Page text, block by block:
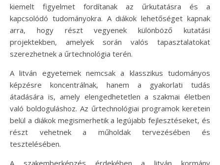
kiemelt figyelmet fordítanak az űrkutatásra és a
kapcsolódó tudományokra. A diákok lehetőséget kapnak
arra, hogy részt vegyenek különböző kutatási
projektekben, amelyek során valós tapasztalatokat
szerezhetnek a űrtechnológia terén.
A litván egyetemek nemcsak a klasszikus tudományos
képzésre koncentrálnak, hanem a gyakorlati tudás
átadására is, amely elengedhetetlen a szakmai életben
való boldoguláshoz. Az űrtechnológiai programok keretein
belül a diákok megismerhetik a legújabb fejlesztéseket, és
részt vehetnek a műholdak tervezésében és
tesztelésében.
A szakemberképzés érdekében a litván kormány